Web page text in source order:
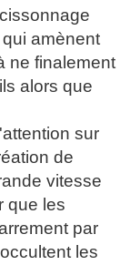
amènent
ne finalement
alors que
sur
de
vitesse
que les
par
les